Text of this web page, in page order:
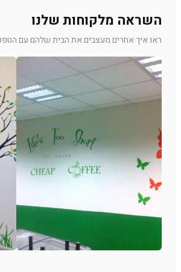
השראה מלקוחות שלנו
ראו איך אחרים מעצבים את הבית שלהם עם